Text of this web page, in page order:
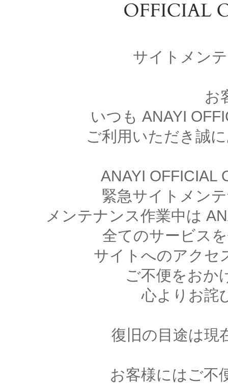
サイトメン
お
いつも ANAYI
ご利用いただき誠
ANAYI OFFICIAL
緊急サイトメン
メンテナンス作業中は
全てのサービス
サイトへのアクセ
ご不便をおか
心よりお詫
復旧の目途は現
お客様にはご不